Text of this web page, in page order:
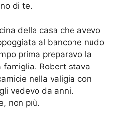
di te.
della casa che avevo
al bancone nudo
prima preparavo la
famiglia. Robert stava
nella valigia con
vedevo da anni.
non più.